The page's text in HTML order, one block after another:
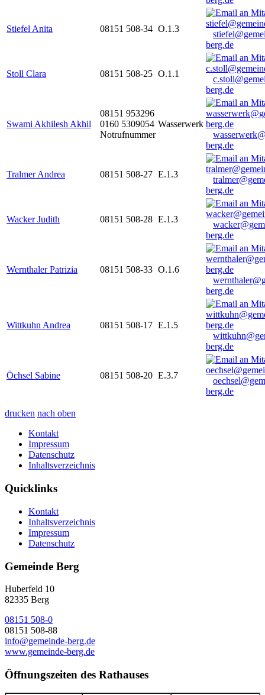
Stiefel Anita 08151 508-34 O.1.3
berg.de
Stoll Clara 08151 508-25 O.1.1
berg.de
Swami Akhilesh Akhil
08151 953296
0160 5309054
Notrufnummer
Wasserwerk
berg.de
Tralmer Andrea 08151 508-27 E.1.3
berg.de
Wacker Judith 08151 508-28 E.1.3
berg.de
Wernthaler Patrizia 08151 508-33 O.1.6
berg.de
Wittkuhn Andrea 08151 508-17 E.1.5
berg.de
Öchsel Sabine 08151 508-20 E.3.7
berg.de
drucken nach oben
Kontakt
Impressum
Datenschutz
Inhaltsverzeichnis
Quicklinks
Kontakt
Inhaltsverzeichnis
Impressum
Datenschutz
Gemeinde Berg
Huberfeld 10
82335 Berg
08151 508-0
08151 508-88
info@gemeinde-berg.de
www.gemeinde-berg.de
Öffnungszeiten des Rathauses